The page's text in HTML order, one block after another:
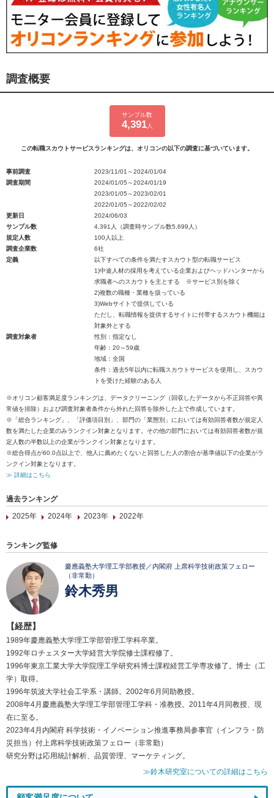
調査概要
サンプル数
4,391人
この転職スカウトサービスランキングは、オリコンの以下の調査に基づいています。
事前調査
2023/11/01～2024/01/04
調査期間
2024/01/05～2024/01/19
2023/01/05～2023/02/01
2022/01/05～2022/02/02
更新日
2024/06/03
サンプル数
4,391人（調査時サンプル数5,699人）
規定人数
100人以上
調査企業数
6社
定義
以下すべての条件を満たすスカウト型の転職サービス
1)中途人材の採用を考えている企業およびヘッドハンターから
求職者へのスカウトを主とする ※サービス別を除く
2)複数の職種・業種を扱っている
3)Webサイトで提供している
ただし、転職情報を提供するサイトに付帯するスカウト機能は
対象外とする
調査対象者
性別：指定なし
年齢：20～59歳
地域：全国
条件：過去5年以内に転職スカウトサービスを使用し、スカウ
トを受けた経験のある人
※オリコン顧客満足度ランキングは、データクリーニング（回収したデータから不正回答や異
常値を排除）および調査対象者条件から外れた回答を除外した上で作成しています。
※「総合ランキング」、「評価項目別」、部門の「業態別」においては有効回答者数が規定人
数を満たした企業のみランクイン対象となります。その他の部門においては有効回答者数が規
定人数の半数以上の企業がランクイン対象となります。
※総合得点が60.0点以上で、他人に薦めたくないと回答した人の割合が基準値以下の企業がラ
ンクイン対象となります。
≫ 詳細はこちら
過去ランキング
2025年
2024年 2023年 2022年
ランキング監修
慶應義塾大学理工学部教授／内閣府 上席科学技術政策フェロー
（非常勤）
鈴木秀男
【経歴】
1989年慶應義塾大学理工学部管理工学科卒業。
1992年ロチェスター大学経営大学院修士課程修了。
1996年東京工業大学大学院理工学研究科博士課程経営工学専攻修了。博士（工
学）取得。
1996年筑波大学社会工学系・講師。2002年6月同助教授。
2008年4月慶應義塾大学理工学部管理工学科・准教授。2011年4月同教授、現
在に至る。
2023年4月内閣府 科学技術・イノベーション推進事務局参事官（インフラ・防
災担当）付上席科学技術政策フェロー（非常勤）
研究分野は応用統計解析、品質管理、マーケティング。
≫鈴木研究室についての詳細はこちら